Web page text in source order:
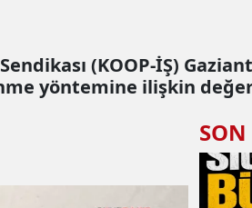
(KOOP-İŞ)
yöntemine ilişkin
SON